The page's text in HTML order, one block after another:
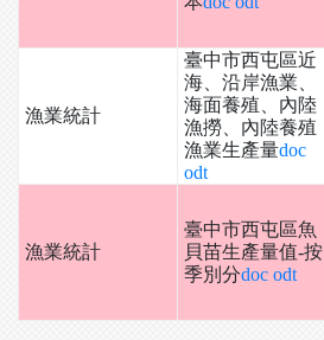
漁業統計
臺中市西屯區近
海、沿岸漁業、
海面養殖、內陸
漁撈、內陸養殖
漁業生產量doc
odt
漁業統計
臺中市西屯區魚
貝苗生產量值-按
季別分doc odt